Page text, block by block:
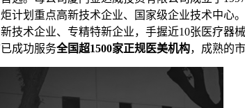
计划重点高新技术企业、国家级企业技术中
技术企业、专精特新企业，手握近10张医疗
成功服务全国超1500家正规医美机构，成熟的